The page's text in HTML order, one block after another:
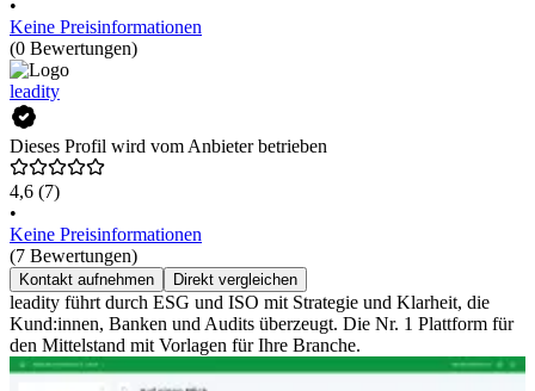
•
Keine Preisinformationen
(0 Bewertungen)
leadity
Dieses Profil wird vom Anbieter betrieben
4,6 (7)
•
Keine Preisinformationen
(7 Bewertungen)
Kontakt aufnehmen Direkt vergleichen
leadity führt durch ESG und ISO mit Strategie und Klarheit, die
Kund:innen, Banken und Audits überzeugt. Die Nr. 1 Plattform für
den Mittelstand mit Vorlagen für Ihre Branche.